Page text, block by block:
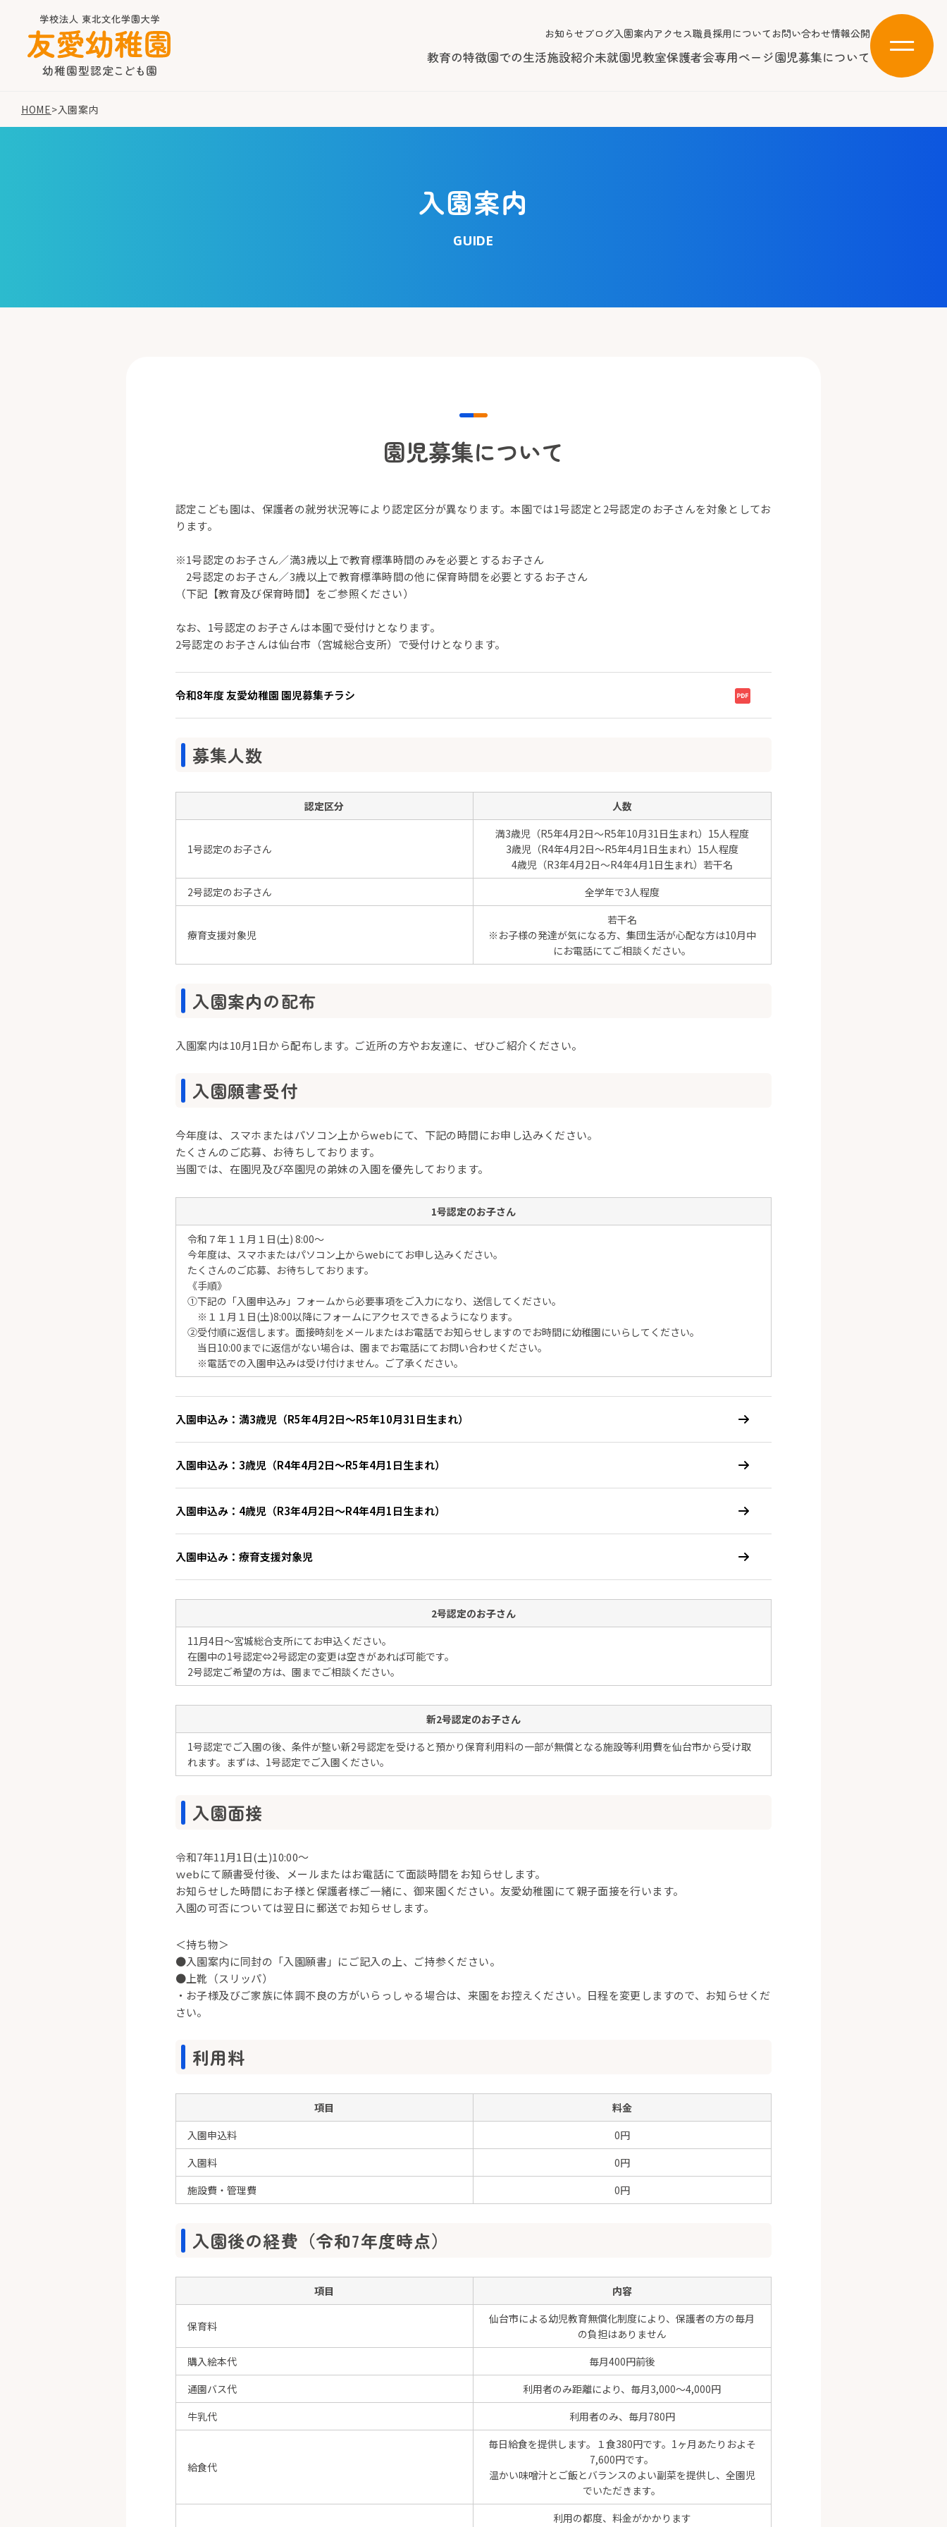
お知らせブログ入園案内アクセス職員採用について お問い合わせ情報公開
教育の特徴園での生活施設紹介未就園児教室保護者会専用ページ園児募集について
HOME>入園案内
入園案内
GUIDE
園児募集について
認定こども園は、保護者の就労状況等により認定区分が異なります。本園では1号認定と2号認定のお子さんを対象としてお
ります。
※1号認定のお子さん／満3歳以上で教育標準時間のみを必要とするお子さん
2号認定のお子さん／3歳以上で教育標準時間の他に保育時間を必要とするお子さん
（下記【教育及び保育時間】をご参照ください）
なお、1号認定のお子さんは本園で受付けとなります。
2号認定のお子さんは仙台市（宮城総合支所）で受付けとなります。
令和8年度 友愛幼稚園 園児募集チラシ
募集人数
認定区分 人数
1号認定のお子さん
満3歳児（R5年4月2日～R5年10月31日生まれ）15人程度
3歳児（R4年4月2日～R5年4月1日生まれ）15人程度
4歳児（R3年4月2日～R4年4月1日生まれ）若干名
2号認定のお子さん
全学年で3人程度
療育支援対象児
若干名
※お子様の発達が気になる方、集団生活が心配な方は10月中
にお電話にてご相談ください。
入園案内の配布
入園案内は10月1日から配布します。ご近所の方やお友達に、ぜひご紹介ください。
入園願書受付
今年度は、スマホまたはパソコン上からwebにて、下記の時間にお申し込みください。
たくさんのご応募、お待ちしております。
当園では、在園児及び卒園児の弟妹の入園を優先しております。
1号認定のお子さん
令和７年１１月１日(土) 8:00～
今年度は、スマホまたはパソコン上からwebにてお申し込みください。
たくさんのご応募、お待ちしております。
《手順》
①下記の「入園申込み」フォームから必要事項をご入力になり、送信してください。
※１１月１日(土)8:00以降にフォームにアクセスできるようになります。
②受付順に返信します。面接時刻をメールまたはお電話でお知らせしますのでお時間に幼稚園にいらしてください。
当日10:00までに返信がない場合は、園までお電話にてお問い合わせください。
※電話での入園申込みは受け付けません。ご了承ください。
入園申込み：満3歳児（R5年4月2日～R5年10月31日生まれ）
入園申込み：3歳児（R4年4月2日～R5年4月1日生まれ）
入園申込み：4歳児（R3年4月2日～R4年4月1日生まれ）
入園申込み：療育支援対象児
2号認定のお子さん
11月4日～宮城総合支所にてお申込ください。
在園中の1号認定⇔2号認定の変更は空きがあれば可能です。
2号認定ご希望の方は、園までご相談ください。
新2号認定のお子さん
1号認定でご入園の後、条件が整い新2号認定を受けると預かり保育利用料の一部が無償となる施設等利用費を仙台市から受け取
れます。まずは、1号認定でご入園ください。
入園面接
令和7年11月1日(土)10:00～
ｗebにて願書受付後、メールまたはお電話にて面談時間をお知らせします。
お知らせした時間にお子様と保護者様ご一緒に、御来園ください。友愛幼稚園にて親子面接を行います。
入園の可否については翌日に郵送でお知らせします。
＜持ち物＞
●入園案内に同封の「入園願書」にご記入の上、ご持参ください。
●上靴（スリッパ）
・お子様及びご家族に体調不良の方がいらっしゃる場合は、来園をお控えください。日程を変更しますので、お知らせくだ
さい。
利用料
項目
料金
入園申込料
0円
入園料
0円
施設費・管理費
0円
入園後の経費（令和7年度時点）
項目 内容
保育料
仙台市による幼児教育無償化制度により、保護者の方の毎月
の負担はありません
購入絵本代
毎月400円前後
通園バス代
利用者のみ距離により、毎月3,000～4,000円
牛乳代
利用者のみ、毎月780円
給食代
毎日給食を提供します。１食380円です。1ヶ月あたりおよそ
7,600円です。
温かい味噌汁とご飯とバランスのよい副菜を提供し、全園児
でいただきます。
利用の都度、料金がかかります